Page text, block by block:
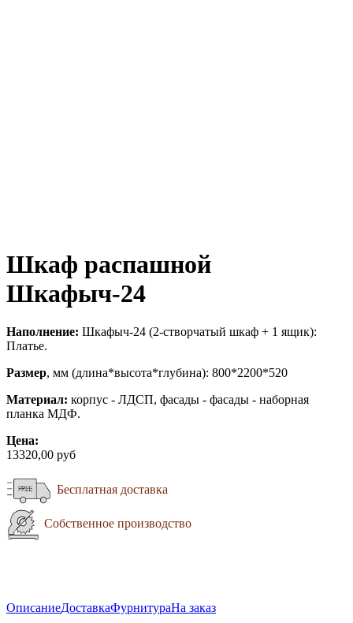
Шкаф распашной
Шкафыч-24
Наполнение: Шкафыч-24 (2-створчатый шкаф + 1 ящик):
Платье.
Размер, мм (длина*высота*глубина): 800*2200*520
Материал: корпус - ЛДСП, фасады - фасады - наборная
планка МДФ.
Цена:
13320,00 руб
Бесплатная доставка
Собственное производство
ОписаниеДоставкаФурнитураНа заказ